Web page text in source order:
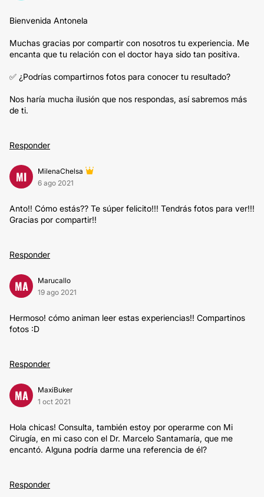
Bienvenida Antonela
Muchas gracias por compartir con nosotros tu experiencia. Me
encanta que tu relación con el doctor haya sido tan positiva.
✅ ¿Podrías compartirnos fotos para conocer tu resultado?
Nos haría mucha ilusión que nos respondas, así sabremos más
de ti.
Responder
MI
MilenaChelsa
6 ago 2021
Anto!! Cómo estás?? Te súper felicito!!! Tendrás fotos para ver!!!
Gracias por compartir!!
Responder
MA
Marucallo
19 ago 2021
Hermoso! cómo animan leer estas experiencias!! Compartinos
fotos :D
Responder
MA
MaxiBuker
1 oct 2021
Hola chicas! Consulta, también estoy por operarme con Mi
Cirugía, en mi caso con el Dr. Marcelo Santamaría, que me
encantó. Alguna podría darme una referencia de él?
Responder